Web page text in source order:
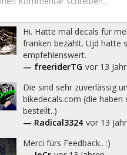
Hi. Hatte mal decals für
franken bezahlt. Ujd hatte
empfehlenswert.
— freeriderTG vor 13
Die sind sehr zuverlässig
bikedecals.com (die
bestellt..)
— Radical3324 vor 13
Merci fürs Feedback.. :)